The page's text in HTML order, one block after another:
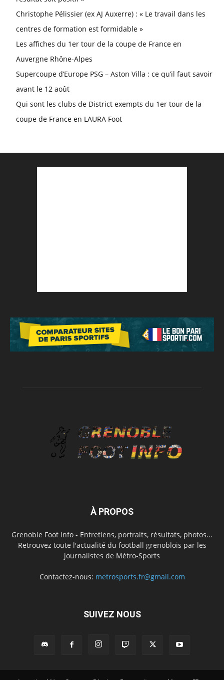
Christophe Pélissier (ex AJ Auxerre) : « Le travail dans les
centres de formation est formidable »
Les affiches du 1er tour de la coupe de France en
Auvergne Rhône-Alpes
Supercoupe d’Europe PSG – Aston Villa : ce qu’il faut savoir
avant le 12 août
Qui sont les clubs de District exempts du 1er tour de la
coupe de France en LAURA Foot
À PROPOS
Grenoble Foot Info - Entretiens, portraits, résultats, photos...
Retrouvez toute l'actualité du football grenoblois par les
journalistes de Métro-Sports
Contactez-nous: metrosports.fr@gmail.com
SUIVEZ NOUS